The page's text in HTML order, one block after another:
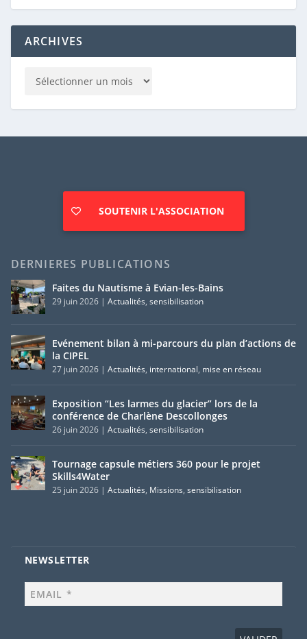
ARCHIVES
SOUTENIR L'ASSOCIATION
DERNIERES PUBLICATIONS
Faites du Nautisme à Evian-les-Bains
29 juin 2026| Actualités, sensibilisation
Evénement bilan à mi-parcours du plan d’actions de
la CIPEL
27 juin 2026| Actualités, international, mise en réseau
Exposition “Les larmes du glacier” lors de la
conférence de Charlène Descollonges
26 juin 2026| Actualités, sensibilisation
Tournage capsule métiers 360 pour le projet
Skills4Water
25 juin 2026| Actualités, Missions, sensibilisation
NEWSLETTER